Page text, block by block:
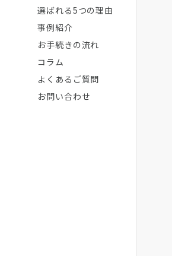
選ばれる5つの理由
事例紹介
お手続きの流れ
コラム
よくあるご質問
お問い合わせ